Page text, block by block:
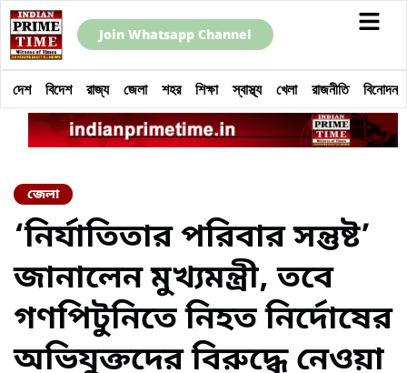
Join Whatsapp Channel
দেশ বিদেশ রাজ্য জেলা শহর শিক্ষা স্বাস্থ্য খেলা রাজনীতি বিনোদন
জেলা
‘নির্যাতিতার পরিবার সন্তুষ্ট’
জানালেন মুখ্যমন্ত্রী, তবে
গণপিটুনিতে নিহত নির্দোষের
অভিযুক্তদের বিরুদ্ধে নেওয়া